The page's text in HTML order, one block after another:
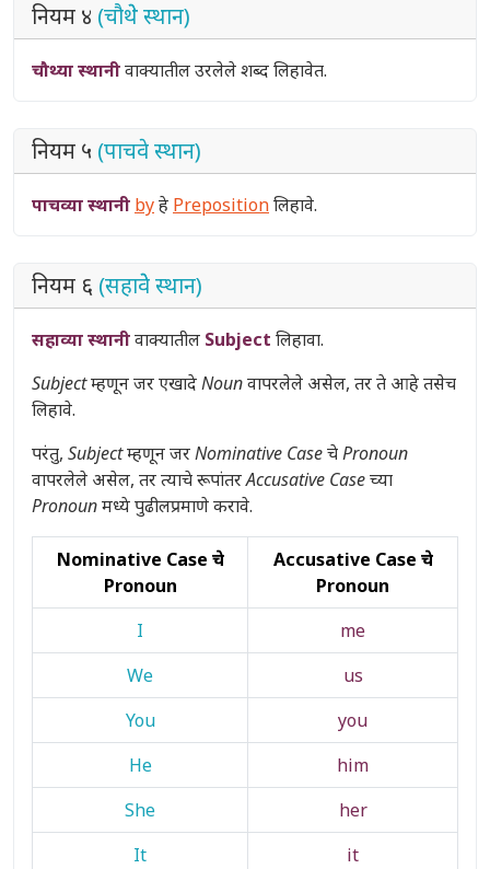
नियम ४ (चौथेे स्थान)
चौथ्या स्थानीवाक्यातील उरलेले शब्द लिहावेत.
नियम ५ (पाचवे स्थान)
पाचव्या स्थानी byहे Prepositionलिहावे.
नियम ६ (सहावेे स्थान)
सहाव्या स्थानीवाक्यातील Subject लिहावा.
Subjectम्हणून जर एखादेNounवापरलेले असेल, तर ते आहे तसेच
लिहावे.
परंतु, Subjectम्हणून जरNominative CaseचेPronoun
वापरलेले असेल, तर त्याचे रूपांतरAccusative Caseच्या
Pronounमध्ये पुढीलप्रमाणे करावे.
Nominative Case चे
Pronoun
Accusative Case चे
Pronoun
I
me
We
us
You
you
He
him
She
her
It
it